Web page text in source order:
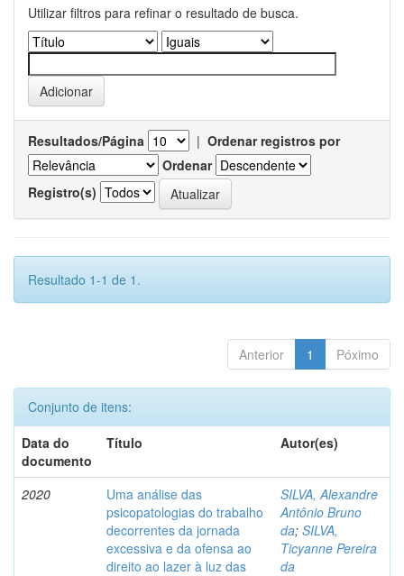
Utilizar filtros para refinar o resultado de busca.
Resultados/Página | Ordenar registros por
Ordenar
Registro(s)
Resultado 1-1 de 1.
Anterior 1 Póximo
Conjunto de itens:
Data do
documento
Título Autor(es)
2020
Uma análise das
psicopatologias do trabalho
decorrentes da jornada
excessiva e da ofensa ao
direito ao lazer à luz das
SILVA, Alexandre
Antônio Bruno
da; SILVA,
Ticyanne Pereira
da